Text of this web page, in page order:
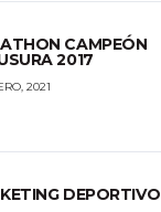
CAMPEÓN
2017
2021
DEPORTIVO